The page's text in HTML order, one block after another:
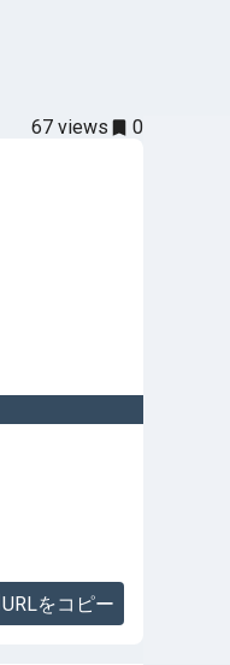
67 views 0
URLをコピー